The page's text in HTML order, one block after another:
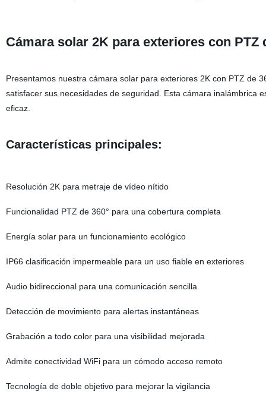
Cámara solar 2K para exteriores con PTZ
Presentamos nuestra cámara solar para exteriores 2K con PTZ de
satisfacer sus necesidades de seguridad. Esta cámara inalámbrica
eficaz.
Características principales:
Resolución 2K para metraje de vídeo nítido
Funcionalidad PTZ de 360° para una cobertura completa
Energía solar para un funcionamiento ecológico
IP66 clasificación impermeable para un uso fiable en exteriores
Audio bidireccional para una comunicación sencilla
Detección de movimiento para alertas instantáneas
Grabación a todo color para una visibilidad mejorada
Admite conectividad WiFi para un cómodo acceso remoto
Tecnología de doble objetivo para mejorar la vigilancia